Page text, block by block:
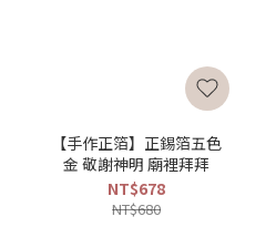
【手作正箔】正錫箔五色
金 敬謝神明 廟裡拜拜
NT$678
NT$680